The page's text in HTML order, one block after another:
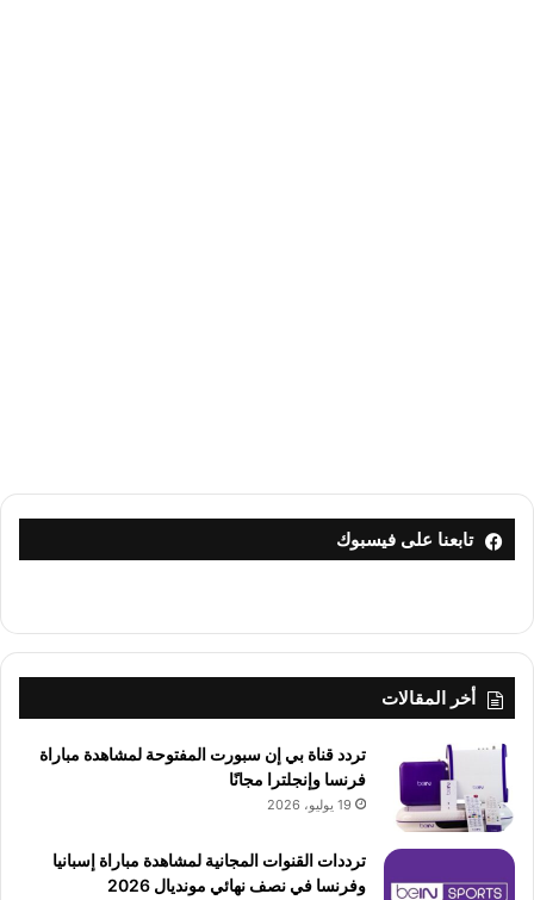
تابعنا على فيسبوك
أخر المقالات
تردد قناة بي إن سبورت المفتوحة لمشاهدة مباراة
فرنسا وإنجلترا مجانًا
19 يوليو، 2026
ترددات القنوات المجانية لمشاهدة مباراة إسبانيا
وفرنسا في نصف نهائي مونديال 2026